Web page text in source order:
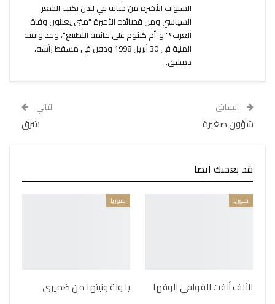
السنوات الأخيرة من حياته في لندن يكتب الشعر
السياسي ومن قصائده الأخيرة "متى يعلنون وفاة
العرب؟" و"أم كلثوم على قائمة التطبيع"، وقد وافته
المنية في 30 أبريل 1998 ودفن في مسقط رأسه،
دمشق.
السابق
شؤون صغيرة
التالي
شرق
قد يعجبك ايضا
سوريا
الألف ألفت القوافي الوفها
سوريا
يا ونة ونيتها من ضميري